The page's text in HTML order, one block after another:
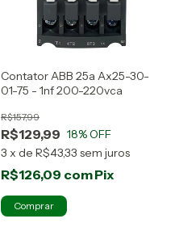
Contator ABB 25a Ax25-30-
01-75 - 1nf 200-220vca
R$129,99
R$157,99
18% OFF
3 x de R$43,33 sem juros
R$126,09 comPix